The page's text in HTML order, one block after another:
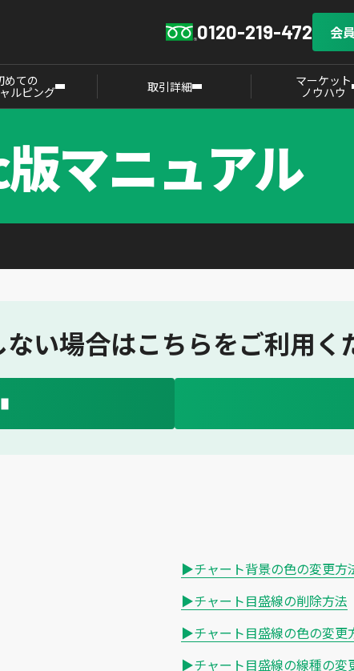
0120-219-472 会
めての
ルピング 取引詳細 マーケット
ノウハウ
マニュアル
い場合はこちらをご利用く
▶チャート背景の色の変更方
▶チャート目盛線の削除方法
▶チャート目盛線の色の変更
▶チャート目盛線の線種の変